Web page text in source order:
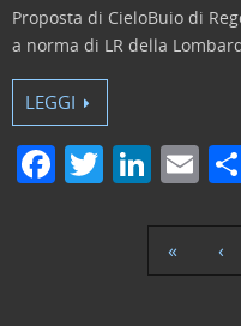
Proposta di CieloBuio di
a norma di LR della
LEGGI
F T Li
k
e
E
ai
l
« ‹